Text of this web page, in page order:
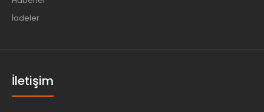
İadeler
İletişim